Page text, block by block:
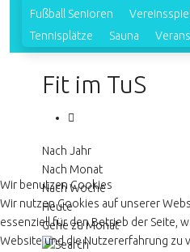
Fußball Senioren
Tennisplätze
Sauna
Fit im TuS
Nach Jahr
Nach Monat
Nach Woche
Heute
Gehe zu Monat
Wir benutzen Cookies
Wir nutzen Cookies auf unserer
essenziell für den Betrieb der Seite,
Website und die Nutzererfahrung zu